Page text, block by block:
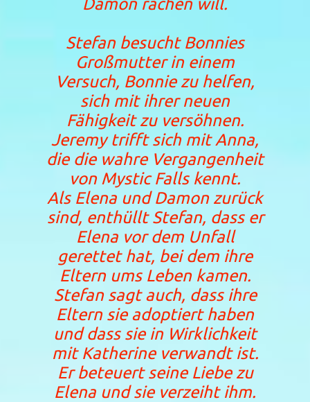
Damon rächen will.
Stefan besucht Bonnies
Großmutter in einem
Versuch, Bonnie zu helfen,
sich mit ihrer neuen
Fähigkeit zu versöhnen.
Jeremy trifft sich mit Anna,
die die wahre Vergangenheit
von Mystic Falls kennt.
Als Elena und Damon zurück
sind, enthüllt Stefan, dass er
Elena vor dem Unfall
gerettet hat, bei dem ihre
Eltern ums Leben kamen.
Stefan sagt auch, dass ihre
Eltern sie adoptiert haben
und dass sie in Wirklichkeit
mit Katherine verwandt ist.
Er beteuert seine Liebe zu
Elena und sie verzeiht ihm.